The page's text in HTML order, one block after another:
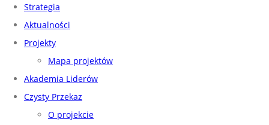
Strategia
Aktualności
Projekty
Mapa projektów
Akademia Liderów
Czysty Przekaz
O projekcie